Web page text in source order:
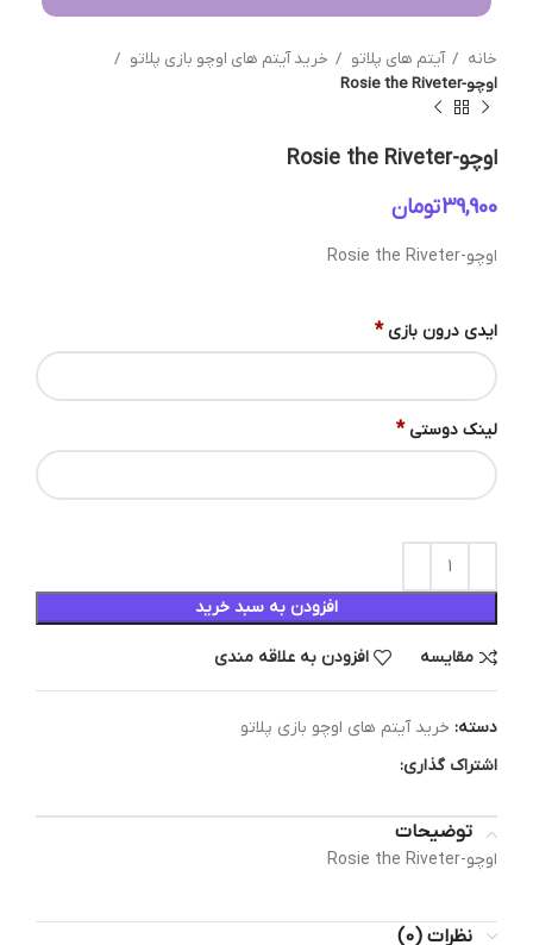
خانه آیتم های پلاتو
خرید آیتم های اوچو بازی پلاتو
اوچو-Rosie the Riveter
اوچو-Rosie the Riveter
تومان
اوچو-Rosie the Riveter
ایدی درون بازی *
لینک دوستی *
افزودن به سبد خرید
مقایسه افزودن به علاقه مندی
دسته: خرید آیتم های اوچو بازی پلاتو
اشتراک گذاری:
توضیحات
اوچو-Rosie the Riveter
نظرات (0)